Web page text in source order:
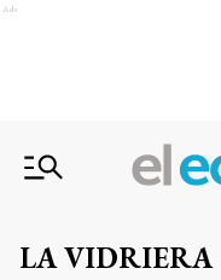
Ads
LA VIDRIERA